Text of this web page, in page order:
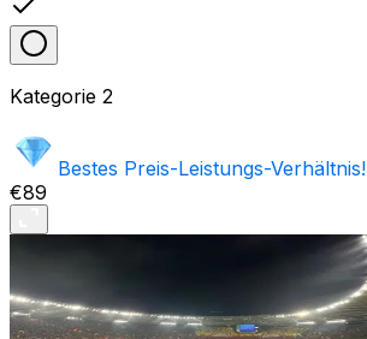
Kategorie 2
Bestes Preis-Leistungs-Verhältnis!
€89